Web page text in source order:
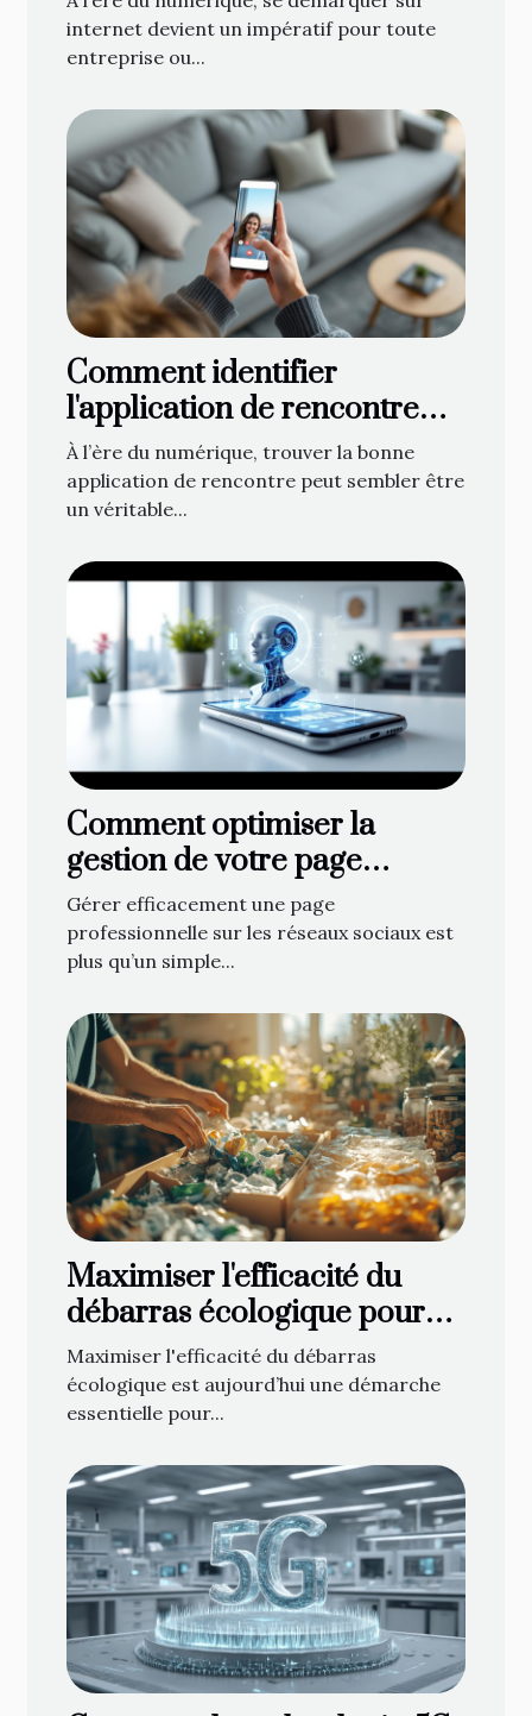
internet devient un impératif pour toute
entreprise ou...
Comment identifier
l'application de rencontre
adaptée à vos attentes ?
À l’ère du numérique, trouver la bonne
application de rencontre peut sembler être
un véritable...
Comment optimiser la
gestion de votre page
professionnelle sur les
réseaux sociaux
Gérer efficacement une page
professionnelle sur les réseaux sociaux est
plus qu’un simple...
Maximiser l'efficacité du
débarras écologique pour
espaces personnels et
professionnels
Maximiser l'efficacité du débarras
écologique est aujourd’hui une démarche
essentielle pour...